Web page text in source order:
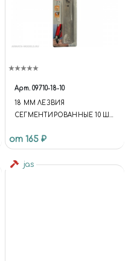
Арт. 09710-18-10
18 ММ ЛЕЗВИЯ
СЕГМЕНТИРОВАННЫЕ 10 ШТ
от 165 ₽
jas